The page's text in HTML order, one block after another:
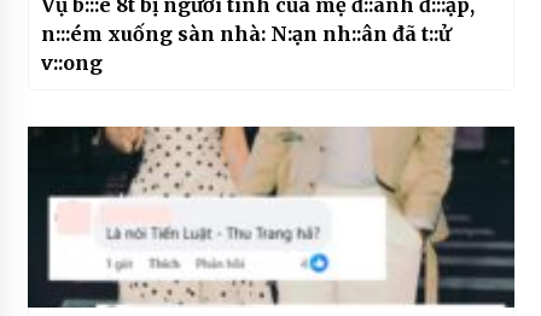
Vụ b:::é 8t bị người tình của mẹ đ::ánh đ:::ập,
n:::ém xuống sàn nhà: N:ạn nh::ân đã t::ử
v::ong